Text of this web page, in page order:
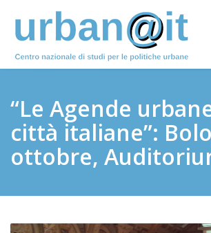
“Le Agende
città italiane”:
ottobre,